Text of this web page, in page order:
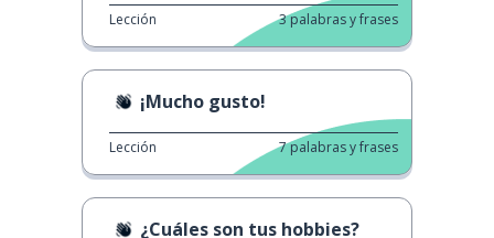
Lección 3palabras y frases
¡Mucho gusto!
Lección 7palabras y frases
¿Cuáles son tus hobbies?